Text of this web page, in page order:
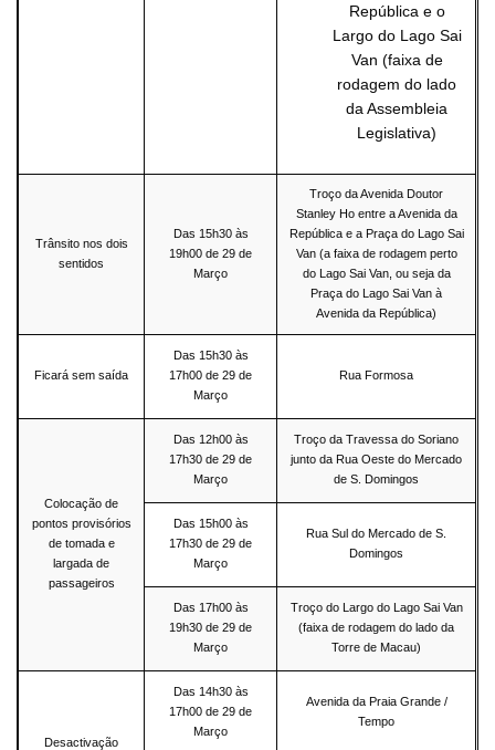
República e o
Largo do Lago Sai
Van (faixa de
rodagem do lado
da Assembleia
Legislativa)
Trânsito nos dois
sentidos
Das 15h30 às
19h00 de 29 de
Março
Troço da Avenida Doutor
Stanley Ho entre a Avenida da
República e a Praça do Lago Sai
Van (a faixa de rodagem perto
do Lago Sai Van, ou seja da
Praça do Lago Sai Van à
Avenida da República)
Ficará sem saída
Das 15h30 às
17h00 de 29 de
Março
Rua Formosa
Colocação de
pontos provisórios
de tomada e
largada de
passageiros
Das 12h00 às
17h30 de 29 de
Março
Troço da Travessa do Soriano
junto da Rua Oeste do Mercado
de S. Domingos
Das 15h00 às
17h30 de 29 de
Março
Rua Sul do Mercado de S.
Domingos
Das 17h00 às
19h30 de 29 de
Março
Troço do Largo do Lago Sai Van
(faixa de rodagem do lado da
Torre de Macau)
Desactivação
Das 14h30 às
17h00 de 29 de
Março
Avenida da Praia Grande /
Tempo